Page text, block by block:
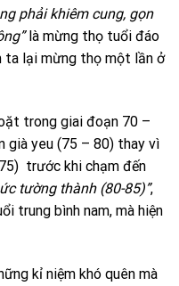
phải khiêm cung, gọn
là mừng thọ tuổi đáo
ta lại mừng thọ một lần ở
trong giai đoạn 70 –
yeu (75 – 80) thay vì
trước khi chạm đến
tường thành (80-85)”,
trung bình nam, mà hiện
kỉ niệm khó quên mà